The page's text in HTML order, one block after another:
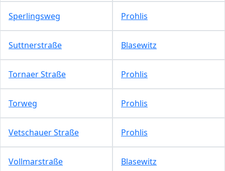
Sperlingsweg Prohlis
Suttnerstraße Blasewitz
Tornaer Straße Prohlis
Torweg Prohlis
Vetschauer Straße Prohlis
Vollmarstraße Blasewitz